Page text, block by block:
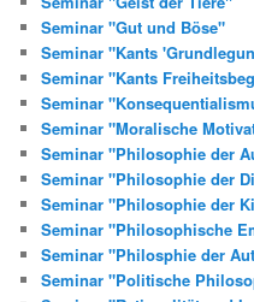
Seminar "Gut und Böse"
Seminar "Kants
Seminar "Kants
Seminar
Seminar "Moralische
Seminar "Philosophie der
Seminar "Philosophie der
Seminar "Philosophie der
Seminar "Philosophische
Seminar "Philosphie der
Seminar "Politische